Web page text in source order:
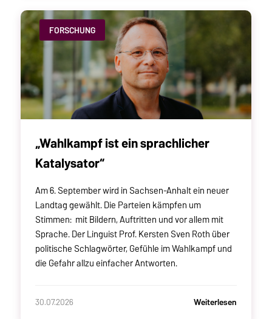
FORSCHUNG
„Wahlkampf ist ein sprachlicher
Katalysator“
Am 6. September wird in Sachsen-Anhalt ein neuer
Landtag gewählt. Die Parteien kämpfen um
Stimmen: mit Bildern, Auftritten und vor allem mit
Sprache. Der Linguist Prof. Kersten Sven Roth über
politische Schlagwörter, Gefühle im Wahlkampf und
die Gefahr allzu einfacher Antworten.
30.07.2026 Weiterlesen